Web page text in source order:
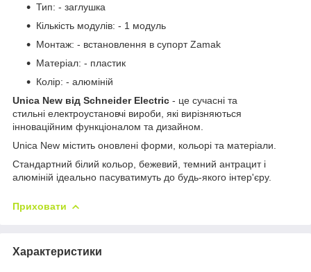
Тип: - заглушка
Кількість модулів: - 1 модуль
Монтаж: - встановлення в супорт Zamak
Матеріал: - пластик
Колір: - алюміній
Unica New від Schneider Electric - це сучасні та
стильні електроустановчі вироби, які вирізняються
інноваційним функціоналом та дизайном.
Unica New містить оновлені форми, кольорі та матеріали.
Стандартний білий кольор, бежевий, темний антрацит і
алюміній ідеально пасуватимуть до будь-якого інтер'єру.
Приховати
Характеристики